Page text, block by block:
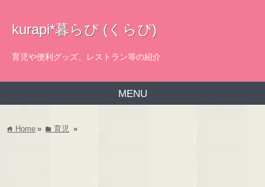
kurapi*暮らぴ (くらぴ)
育児や便利グッズ、レストラン等の紹介
MENU
home Home » folder 育児 »